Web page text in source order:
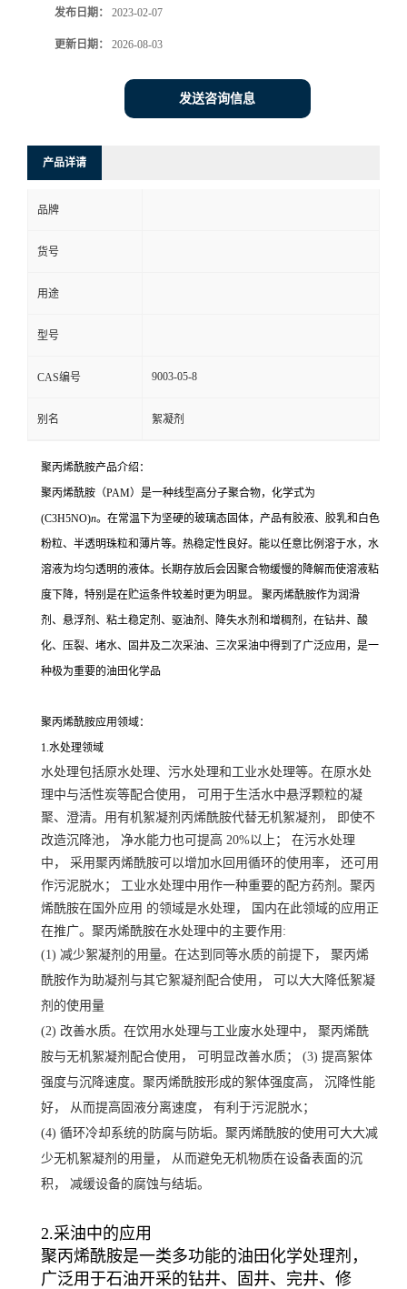
发布日期： 2023-02-07
更新日期： 2026-08-03
发送咨询信息
产品详请
品牌
货号
用途
型号
CAS编号 9003-05-8
别名 絮凝剂
聚丙烯酰胺产品介绍：
聚丙烯酰胺（PAM）是一种线型高分子聚合物，化学式为
(C3H5NO)n。在常温下为坚硬的玻璃态固体，产品有胶液、胶乳和白色
粉粒、半透明珠粒和薄片等。热稳定性良好。能以任意比例溶于水，水
溶液为均匀透明的液体。长期存放后会因聚合物缓慢的降解而使溶液粘
度下降，特别是在贮运条件较差时更为明显。 聚丙烯酰胺作为润滑
剂、悬浮剂、粘土稳定剂、驱油剂、降失水剂和增稠剂，在钻井、酸
化、压裂、堵水、固井及二次采油、三次采油中得到了广泛应用，是一
种极为重要的油田化学品
聚丙烯酰胺应用领域：
1.水处理领域
水处理包括原水处理、污水处理和工业水处理等。在原水处
理中与活性炭等配合使用， 可用于生活水中悬浮颗粒的凝
聚、澄清。用有机絮凝剂丙烯酰胺代替无机絮凝剂， 即使不
改造沉降池， 净水能力也可提高 20%以上； 在污水处理
中， 采用聚丙烯酰胺可以增加水回用循环的使用率， 还可用
作污泥脱水； 工业水处理中用作一种重要的配方药剂。聚丙
烯酰胺在国外应用 的领域是水处理， 国内在此领域的应用正
在推广。聚丙烯酰胺在水处理中的主要作用:
(1) 减少絮凝剂的用量。在达到同等水质的前提下， 聚丙烯
酰胺作为助凝剂与其它絮凝剂配合使用， 可以大大降低絮凝
剂的使用量
(2) 改善水质。在饮用水处理与工业废水处理中， 聚丙烯酰
胺与无机絮凝剂配合使用， 可明显改善水质； (3) 提高絮体
强度与沉降速度。聚丙烯酰胺形成的絮体强度高， 沉降性能
好， 从而提高固液分离速度， 有利于污泥脱水；
(4) 循环冷却系统的防腐与防垢。聚丙烯酰胺的使用可大大减
少无机絮凝剂的用量， 从而避免无机物质在设备表面的沉
积， 减缓设备的腐蚀与结垢。
2.采油中的应用
聚丙烯酰胺是一类多功能的油田化学处理剂，
广泛用于石油开采的钻井、固井、完井、修